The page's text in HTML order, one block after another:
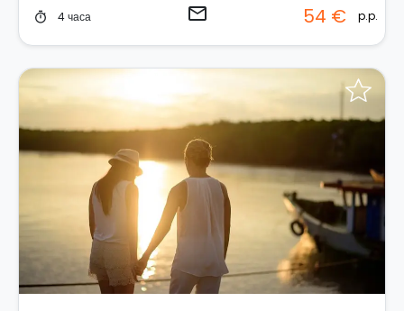
timer 4 часа email 54 € p.p.